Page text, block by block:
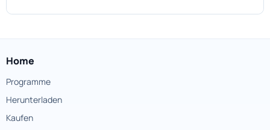
Home
Programme
Herunterladen
Kaufen